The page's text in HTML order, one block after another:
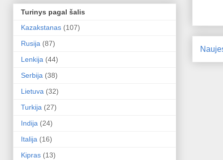
Turinys pagal šalis
Kazakstanas (107)
Rusija (87)
Lenkija (44)
Serbija (38)
Lietuva (32)
Turkija (27)
Indija (24)
Italija (16)
Kipras (13)